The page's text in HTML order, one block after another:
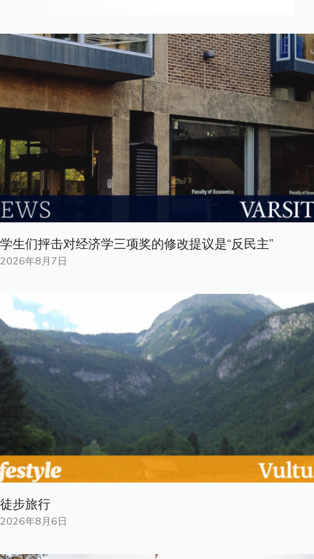
学生们抨击对经济学三项奖的修改提议是“反民主”
2026年8月7日
徒步旅行
2026年8月6日